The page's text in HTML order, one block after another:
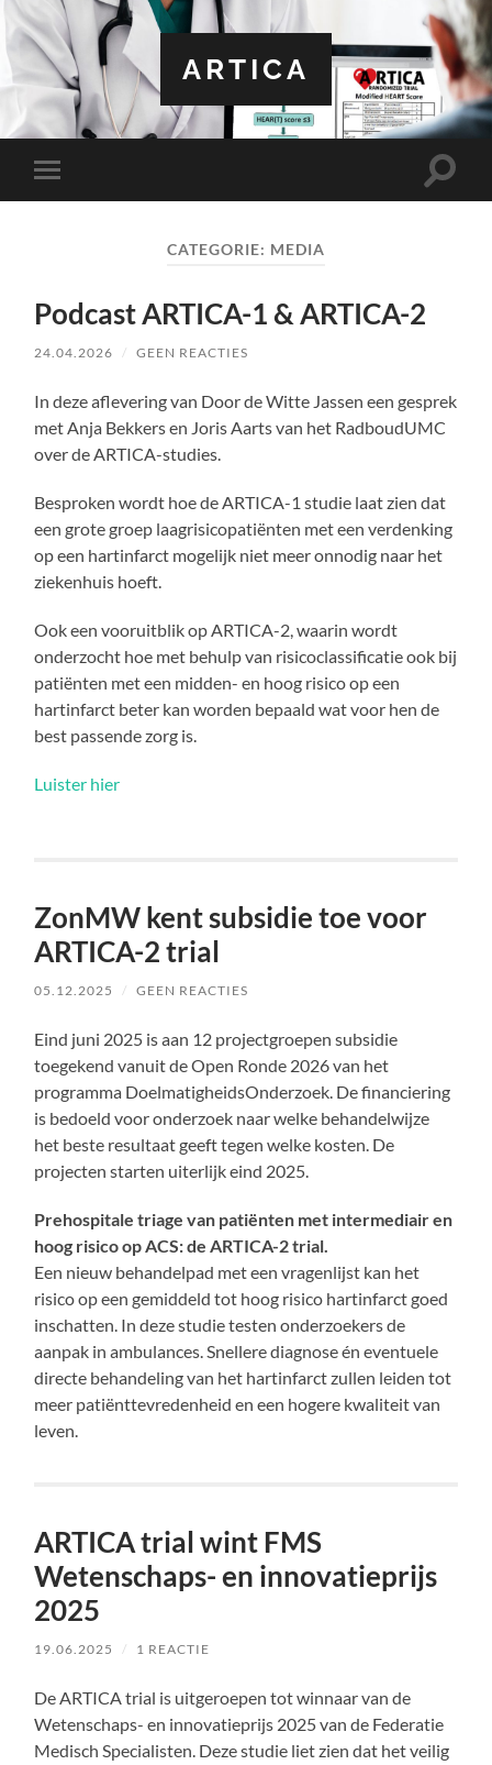
ARTICA
Toggle
mobiel
Toggle
CATEGORIE: MEDIA
Podcast ARTICA-1 & ARTICA-2
24.04.2026 / GEEN REACTIES
In deze aflevering van Door de Witte Jassen een gesprek
met Anja Bekkers en Joris Aarts van het RadboudUMC
over de ARTICA-studies.
Besproken wordt hoe de ARTICA-1 studie laat zien dat
een grote groep laagrisicopatiënten met een verdenking
op een hartinfarct mogelijk niet meer onnodig naar het
ziekenhuis hoeft.
Ook een vooruitblik op ARTICA-2, waarin wordt
onderzocht hoe met behulp van risicoclassificatie ook bij
patiënten met een midden- en hoog risico op een
hartinfarct beter kan worden bepaald wat voor hen de
best passende zorg is.
Luister hier
ZonMW kent subsidie toe voor
ARTICA-2 trial
05.12.2025 / GEEN REACTIES
Eind juni 2025 is aan 12 projectgroepen subsidie
toegekend vanuit de Open Ronde 2026 van het
programma DoelmatigheidsOnderzoek. De financiering
is bedoeld voor onderzoek naar welke behandelwijze
het beste resultaat geeft tegen welke kosten. De
projecten starten uiterlijk eind 2025.
Prehospitale triage van patiënten met intermediair en
hoog risico op ACS: de ARTICA-2 trial.
Een nieuw behandelpad met een vragenlijst kan het
risico op een gemiddeld tot hoog risico hartinfarct goed
inschatten. In deze studie testen onderzoekers de
aanpak in ambulances. Snellere diagnose én eventuele
directe behandeling van het hartinfarct zullen leiden tot
meer patiënttevredenheid en een hogere kwaliteit van
leven.
ARTICA trial wint FMS
Wetenschaps- en innovatieprijs
2025
19.06.2025 / 1 REACTIE
De ARTICA trial is uitgeroepen tot winnaar van de
Wetenschaps- en innovatieprijs 2025 van de Federatie
Medisch Specialisten. Deze studie liet zien dat het veilig